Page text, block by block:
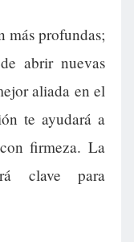
más profundas;
abrir nuevas
aliada en el
te ayudará a
firmeza. La
clave para